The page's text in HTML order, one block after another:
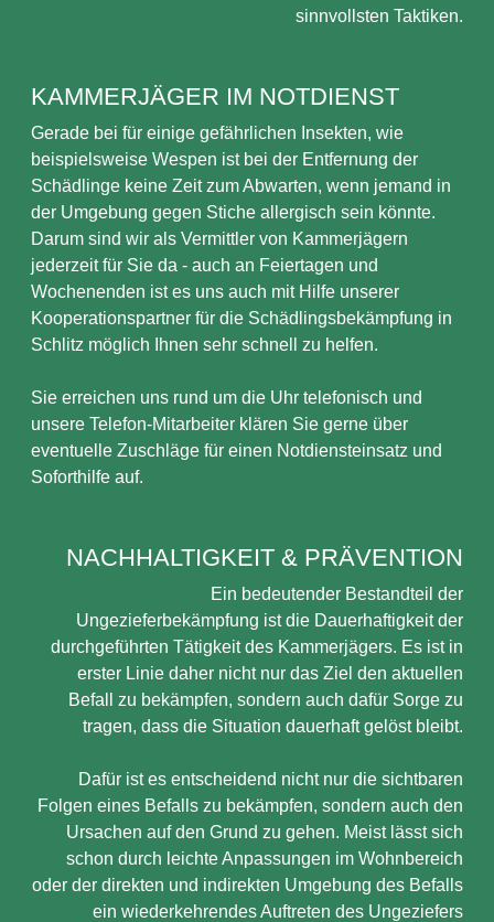
sinnvollsten Taktiken.
KAMMERJÄGER IM NOTDIENST
Gerade bei für einige gefährlichen Insekten, wie
beispielsweise Wespen ist bei der Entfernung der
Schädlinge keine Zeit zum Abwarten, wenn jemand in
der Umgebung gegen Stiche allergisch sein könnte.
Darum sind wir als Vermittler von Kammerjägern
jederzeit für Sie da - auch an Feiertagen und
Wochenenden ist es uns auch mit Hilfe unserer
Kooperationspartner für die Schädlingsbekämpfung in
Schlitz möglich Ihnen sehr schnell zu helfen.
Sie erreichen uns rund um die Uhr telefonisch und
unsere Telefon-Mitarbeiter klären Sie gerne über
eventuelle Zuschläge für einen Notdiensteinsatz und
Soforthilfe auf.
NACHHALTIGKEIT & PRÄVENTION
Ein bedeutender Bestandteil der
Ungezieferbekämpfung ist die Dauerhaftigkeit der
durchgeführten Tätigkeit des Kammerjägers. Es ist in
erster Linie daher nicht nur das Ziel den aktuellen
Befall zu bekämpfen, sondern auch dafür Sorge zu
tragen, dass die Situation dauerhaft gelöst bleibt.
Dafür ist es entscheidend nicht nur die sichtbaren
Folgen eines Befalls zu bekämpfen, sondern auch den
Ursachen auf den Grund zu gehen. Meist lässt sich
schon durch leichte Anpassungen im Wohnbereich
oder der direkten und indirekten Umgebung des Befalls
ein wiederkehrendes Auftreten des Ungeziefers